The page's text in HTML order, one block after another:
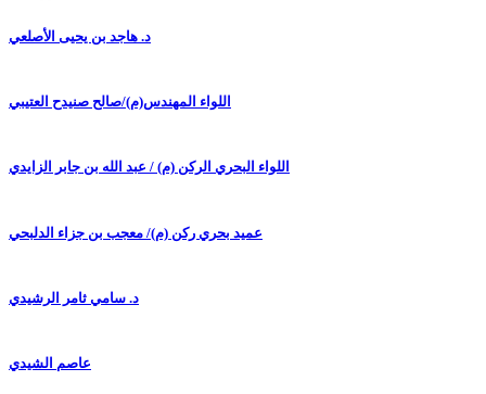
د. هاجد بن يحيى الأصلعي
اللواء المهندس(م)/صالح صنيدح العتيبي
اللواء البحري الركن (م) / عبد الله بن جابر الزايدي
عميد بحري ركن (م)/ معجب بن جزاء الدلبحي
د. سامي ثامر الرشيدي
عاصم الشيدي